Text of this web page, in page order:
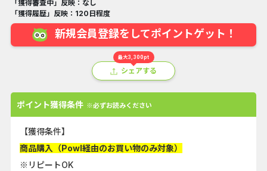
「獲得審査中」反映：なし
「獲得履歴」反映：120日程度
新規会員登録をしてポイントゲット！
最大3,300pt
シェアする
ポイント獲得条件 ※必ずお読みください
【獲得条件】
商品購入（Powl経由のお買い物のみ対象）
※リピートOK